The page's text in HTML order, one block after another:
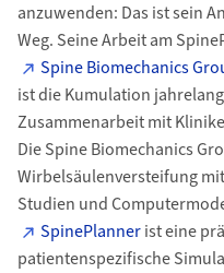
anzuwenden: Das ist sein
Weg. Seine Arbeit am
Spine Biomechanics
ist die Kumulation
Zusammenarbeit mit
Die Spine Biomechanics
Wirbelsäulenversteifung
Studien und
SpinePlannerist eine
patientenspezifische